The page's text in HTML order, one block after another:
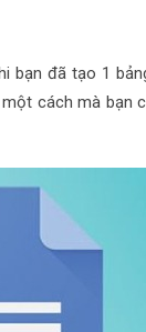
bạn đã tạo 1
cách mà bạn